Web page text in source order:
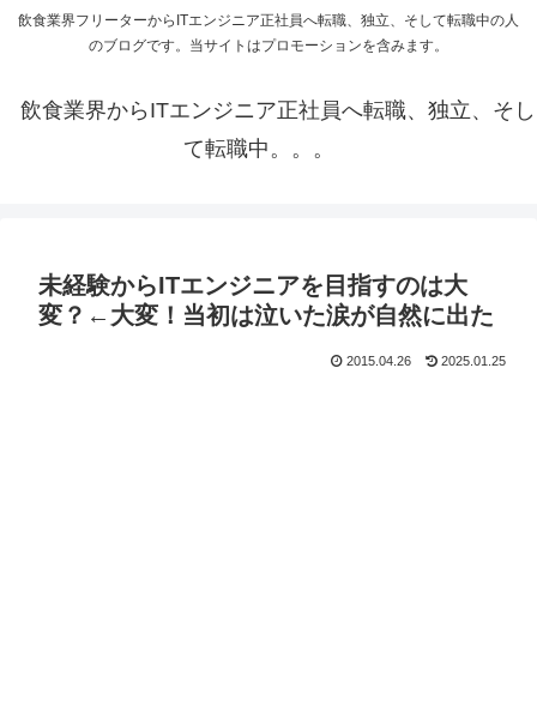
飲食業界フリーターからITエンジニア正社員へ転職、独立、そして転職中の人
のブログです。当サイトはプロモーションを含みます。
飲食業界からITエンジニア正社員へ転職、独立、そし
て転職中。。。
未経験からITエンジニアを目指すのは大
変？←大変！当初は泣いた涙が自然に出た
2015.04.26 2025.01.25